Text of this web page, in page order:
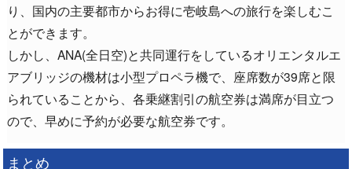
り、国内の主要都市からお得に壱岐島への旅行を楽しむこ
とができます。
しかし、ANA(全日空)と共同運行をしているオリエンタルエ
アブリッジの機材は小型プロペラ機で、座席数が39席と限
られていることから、各乗継割引の航空券は満席が目立つ
ので、早めに予約が必要な航空券です。
まとめ